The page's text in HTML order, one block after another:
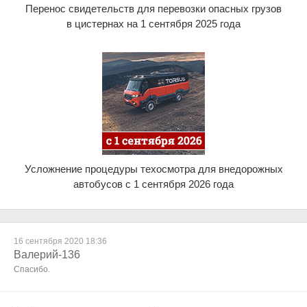
Перенос свидетельств для перевозки опасных грузов
в цистернах на 1 сентября 2025 года
Усложнение процедуры техосмотра для внедорожных
автобусов с 1 сентября 2026 года
16 сентября 2020 18:36
Валерий-136
Спасибо.